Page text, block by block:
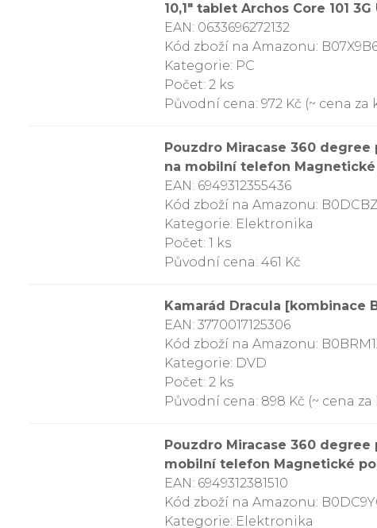
10,1″ tablet Archos Core 101
EAN: 0633696272132
Kód zboží na Amazonu:
Kategorie: PC
Počet: 2 ks
Původní cena: 972 Kč (~ cena za
Pouzdro Miracase 360 degree
na mobilní telefon
EAN: 6949312355436
Kód zboží na Amazonu:
Kategorie: Elektronika
Počet: 1 ks
Původní cena: 461 Kč
Kamarád Dracula [kombinace
EAN: 3770017125306
Kód zboží na Amazonu:
Kategorie: DVD
Počet: 2 ks
Původní cena: 898 Kč (~ cena za
Pouzdro Miracase 360 degree
mobilní telefon Magnetické
EAN: 6949312381510
Kód zboží na Amazonu:
Kategorie: Elektronika